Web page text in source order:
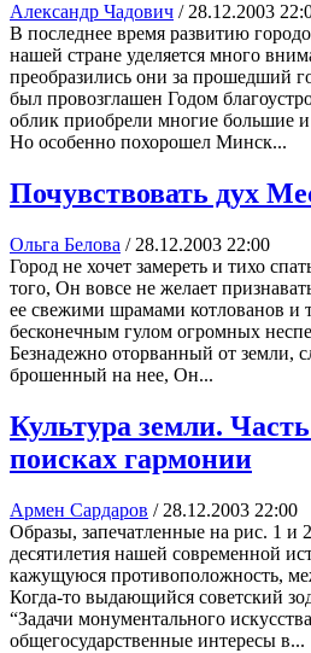
Александр Чадович /28.12.2003
В последнее время развитию
нашей стране уделяется много
преобразились они за прошедший
был провозглашен Годом
облик приобрели многие большие
Но особенно похорошел Минск...
Почувствовать дух
Ольга Белова / 28.12.2003 22:00
Город не хочет замереть и тихо
того, Он вовсе не желает
ее свежими шрамами котлованов и
бесконечным гулом огромных
Безнадежно оторванный от земли,
брошенный на нее, Он...
Культура земли.
поисках гармонии
Армен Сардаров / 28.12.2003 22:00
Образы, запечатленные на рис. 1 и
десятилетия нашей современной
кажущуюся противоположность,
Когда-то выдающийся советский
“Задачи монументального
общегосударственные интересы в...